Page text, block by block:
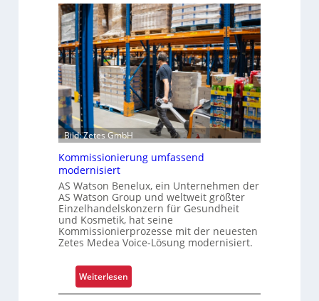
i
s
t
a
l
s
F
a
h
r
e
a
g
a
r
m
-
U
n
i
k
a
f
ü
r
S
c
h
c
Bild: Zetes GmbH
Kommissionierung umfassend
modernisiert
AS Watson Benelux, ein Unternehmen der
AS Watson Group und weltweit größter
Einzelhandelskonzern für Gesundheit
und Kosmetik, hat seine
Kommissionierprozesse mit der neuesten
Zetes Medea Voice-Lösung modernisiert.
Weiterlesen
K